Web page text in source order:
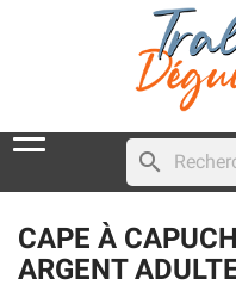
search
CAPE À
ARGENT